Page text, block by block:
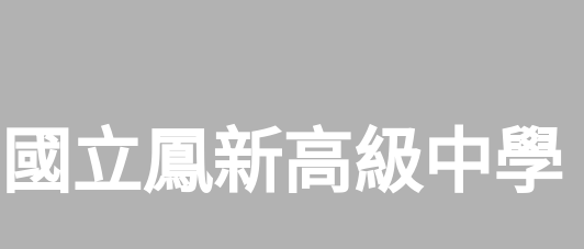
國立鳳新高級中學